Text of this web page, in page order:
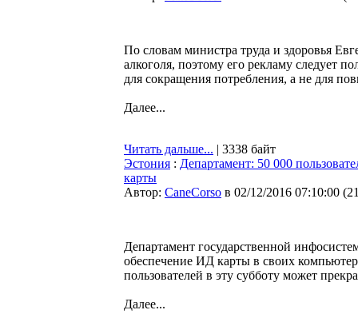
По словам министра труда и здоровья
алкоголя, поэтому его рекламу следует
для сокращения потребления, а не для
Далее...
Читать дальше... | 3338 байт
Эстония : Департамент: 50 000
карты
Автор: CaneCorso в 02/12/2016 07:10:00 (
Департамент государственной
обеспечение ИД карты в своих
пользователей в эту субботу может
Далее...